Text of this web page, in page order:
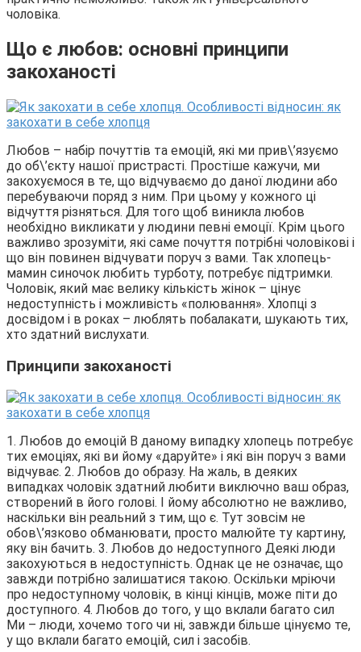
чоловіка.
Що є любов: основні принципи
закоханості
Любов – набір почуттів та емоцій, які ми прив\’язуємо
до об\’єкту нашої пристрасті. Простіше кажучи, ми
закохуємося в те, що відчуваємо до даної людини або
перебуваючи поряд з ним. При цьому у кожного ці
відчуття різняться. Для того щоб виникла любов
необхідно викликати у людини певні емоції. Крім цього
важливо зрозуміти, які саме почуття потрібні чоловікові і
що він повинен відчувати поруч з вами. Так хлопець-
мамин синочок любить турботу, потребує підтримки.
Чоловік, який має велику кількість жінок – цінує
недоступність і можливість «полювання». Хлопці з
досвідом і в роках – люблять побалакати, шукають тих,
хто здатний вислухати.
Принципи закоханості
1. Любов до емоцій В даному випадку хлопець потребує
тих емоціях, які ви йому «даруйте» і які він поруч з вами
відчуває. 2. Любов до образу. На жаль, в деяких
випадках чоловік здатний любити виключно ваш образ,
створений в його голові. І йому абсолютно не важливо,
наскільки він реальний з тим, що є. Тут зовсім не
обов\’язково обманювати, просто малюйте ту картину,
яку він бачить. 3. Любов до недоступного Деякі люди
закохуються в недоступність. Однак це не означає, що
завжди потрібно залишатися такою. Оскільки мріючи
про недоступному чоловік, в кінці кінців, може піти до
доступного. 4. Любов до того, у що вклали багато сил
Ми – люди, хочемо того чи ні, завжди більше цінуємо те,
у що вклали багато емоцій, сил і засобів.